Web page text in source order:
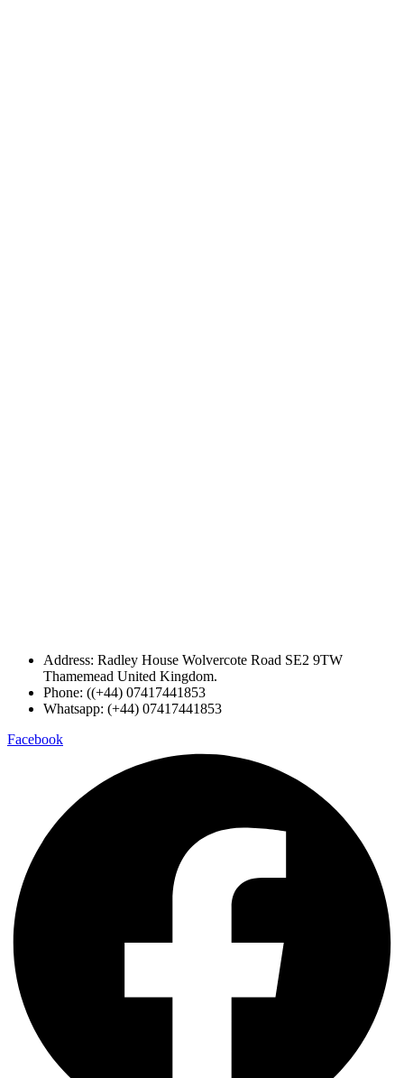
Address: Radley House Wolvercote Road SE2 9TW
Thamemead United Kingdom.
Phone: ((+44) 07417441853
Whatsapp: (+44) 07417441853
Facebook